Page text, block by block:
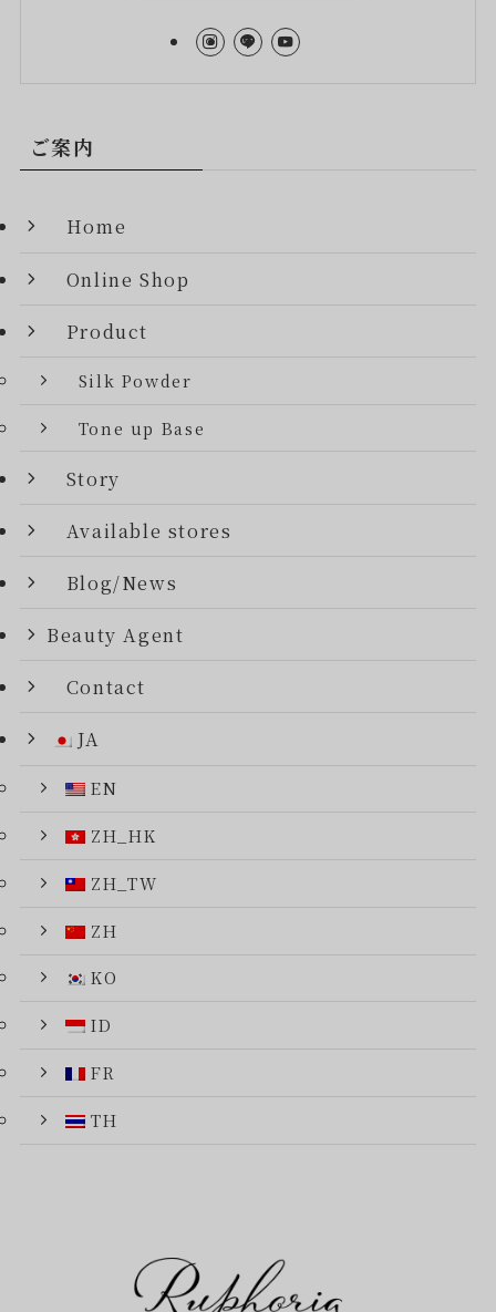
ご案内
Home
Online Shop
Product
Silk Powder
Tone up Base
Story
Available stores
Blog/News
Beauty Agent
Contact
JA
EN
ZH_HK
ZH_TW
ZH
KO
ID
FR
TH